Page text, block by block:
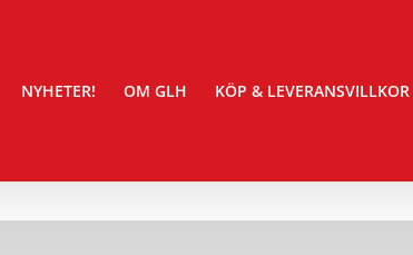
NYHETER! OM GLH KÖP & LEVERANSVILLKOR